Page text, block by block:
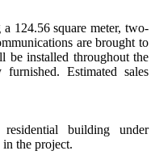
124.56 square meter, two-
are brought to
be installed throughout the
Estimated sales
building under
in the project.